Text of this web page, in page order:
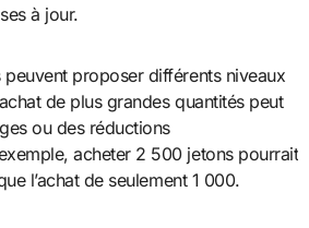
à jour.
proposer différents niveaux
de plus grandes quantités peut
ou des réductions
acheter 2 500 jetons pourrait
l’achat de seulement 1 000.